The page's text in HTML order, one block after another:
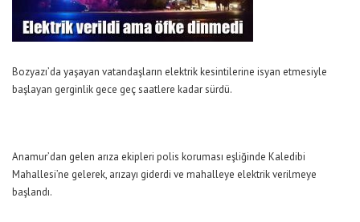
Bozyazı’da yaşayan vatandaşların elektrik kesintilerine isyan etmesiyle
başlayan gerginlik gece geç saatlere kadar sürdü.
Anamur’dan gelen arıza ekipleri polis koruması eşliğinde Kaledibi
Mahallesi’ne gelerek, arızayı giderdi ve mahalleye elektrik verilmeye
başlandı.